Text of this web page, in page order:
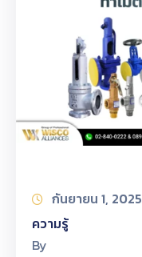
KNOWLEDGE
CONTACT
กันยายน 1, 2025
ความรู้
By